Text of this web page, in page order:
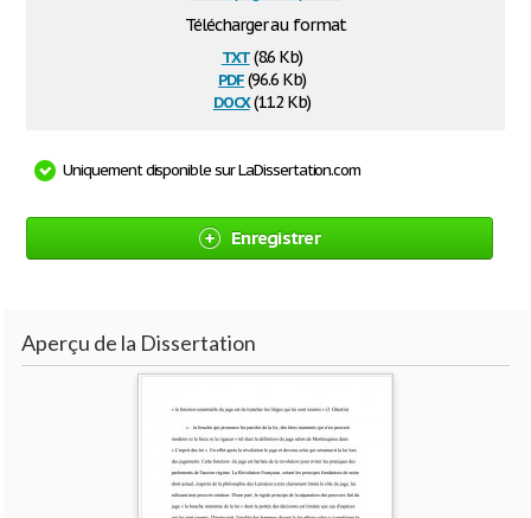
Télécharger au format
txt(8.6 Kb)
pdf(96.6 Kb)
docx(11.2 Kb)
Uniquement disponible sur LaDissertation.com
Enregistrer
Aperçu de la Dissertation